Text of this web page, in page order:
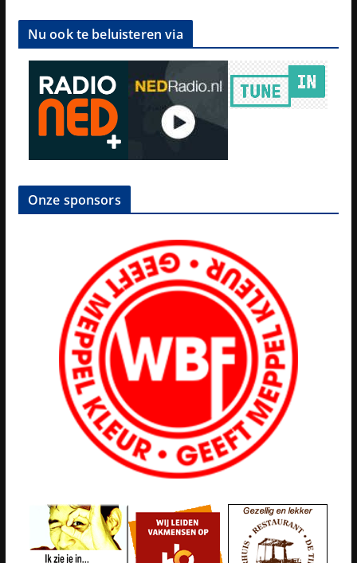
Nu ook te beluisteren via
Onze sponsors